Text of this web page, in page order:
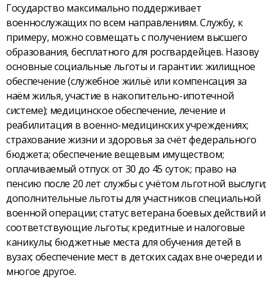
Государство максимально поддерживает
военнослужащих по всем направлениям. Службу, к
примеру, можно совмещать с получением высшего
образования, бесплатного для росгвардейцев. Назову
основные социальные льготы и гарантии: жилищное
обеспечение (служебное жильё или компенсация за
наём жилья, участие в накопительно-ипотечной
системе); медицинское обеспечение, лечение и
реабилитация в военно-медицинских учреждениях;
страхование жизни и здоровья за счёт федерального
бюджета; обеспечение вещевым имуществом;
оплачиваемый отпуск от 30 до 45 суток; право на
пенсию после 20 лет службы с учётом льготной выслуги;
дополнительные льготы для участников специальной
военной операции; статус ветерана боевых действий и
соответствующие льготы; кредитные и налоговые
каникулы; бюджетные места для обучения детей в
вузах; обеспечение мест в детских садах вне очереди и
многое другое.